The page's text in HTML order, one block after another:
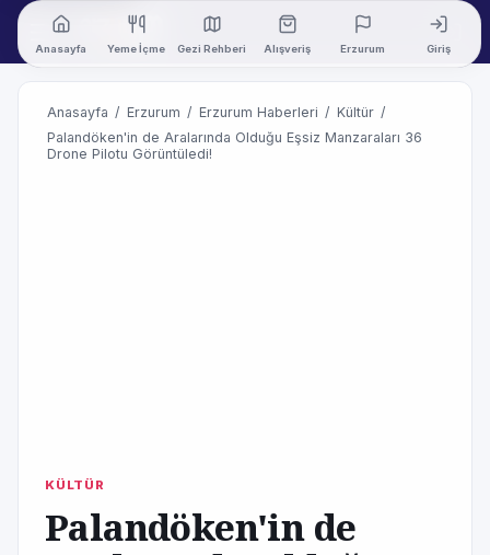
Anasayfa Yeme İçme Gezi Rehberi Alışveriş Erzurum Giriş
Anasayfa / Erzurum / Erzurum Haberleri / Kültür /
Palandöken'in de Aralarında Olduğu Eşsiz Manzaraları 36
Drone Pilotu Görüntüledi!
KÜLTÜR
Palandöken'in de